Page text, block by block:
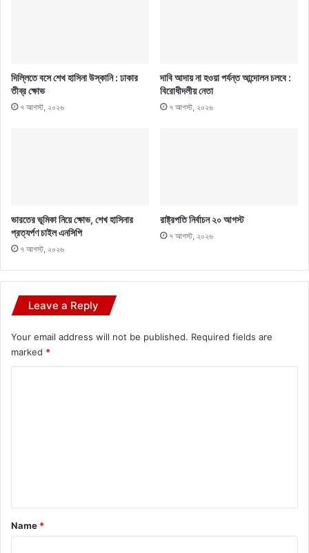
দিল্লিতে বসে শেখ হাসিনা উস্কানি : ঢাকার
তীব্র ক্ষোভ
৭ আগস্ট, ২০২৬
দাবি আদায় না হওয়া পর্যন্ত আন্দোলন চলবে :
বিরোধীদলীয় নেতা
৭ আগস্ট, ২০২৬
ভারতের ভূমিকা নিয়ে ক্ষোভ, শেখ হাসিনার
প্রত্যর্পণ চাইল এনসিপি
৭ আগস্ট, ২০২৬
রাষ্ট্রপতি নির্বাচন ২০ আগস্ট
৭ আগস্ট, ২০২৬
Leave a Reply
Your email address will not be published. Required fields are
marked *
*
Name *